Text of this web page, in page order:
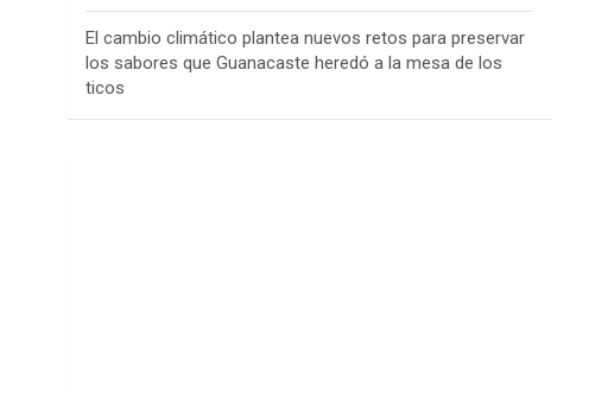
El cambio climático plantea nuevos retos para preservar
los sabores que Guanacaste heredó a la mesa de los
ticos